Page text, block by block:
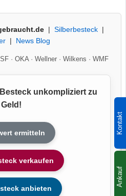
Kontakt
Ankauf
| Silberbesteck|
| News Blog
· OKA· Wellner· Wilkens · WMF
unkompliziert zu
Geld!
ermitteln
verkaufen
anbieten